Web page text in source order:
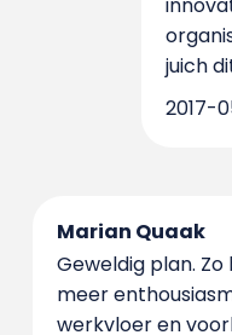
juich
2017-
Marian Quaak
Geweldig plan.
meer
werkvloer en